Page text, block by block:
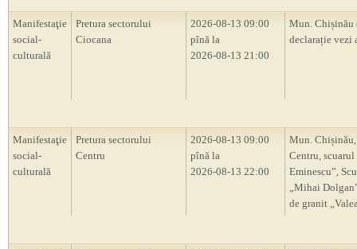
Manifestaţie
social-
culturală
Pretura sectorului
Ciocana
2026-08-13 09:00
pînă la
2026-08-13 21:00
Mun. Chișinău
declarație vezi
Manifestaţie
social-
culturală
Pretura sectorului
Centru
2026-08-13 09:00
pînă la
2026-08-13 22:00
Mun. Chișinău,
Centru,
Eminescu”,
„Mihai
de granit